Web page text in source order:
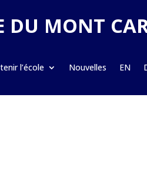
DU MONT
l’école Nouvelles EN